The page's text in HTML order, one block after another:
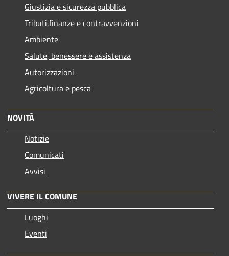
Giustizia e sicurezza pubblica
Tributi,finanze e contravvenzioni
Ambiente
Salute, benessere e assistenza
Autorizzazioni
Agricoltura e pesca
NOVITÀ
Notizie
Comunicati
Avvisi
VIVERE IL COMUNE
Luoghi
Eventi